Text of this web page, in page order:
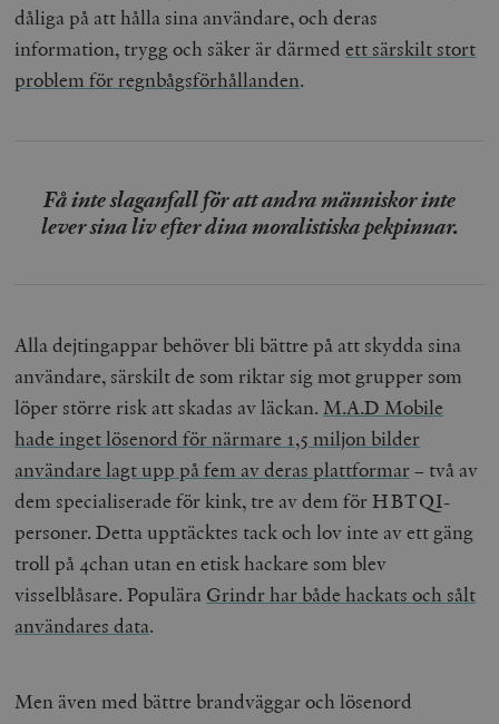
dåliga på att hålla sina användare, och deras
information, trygg och säker är därmedett särskilt stort
problem för regnbågsförhållanden.
Få inte slaganfall för att andra människor inte
lever sina liv efter dina moralistiska pekpinnar.
Alla dejtingappar behöver bli bättre på att skydda sina
användare, särskilt de som riktar sig mot grupper som
löper större risk att skadas av läckan. M.A.D Mobile
hade inget lösenord för närmare 1,5 miljon bilder
användare lagt upp på fem av deras plattformar– två av
dem specialiserade för kink, tre av dem för HBTQI-
personer. Detta upptäcktes tack och lov inte av ett gäng
troll på 4chan utan en etisk hackare som blev
visselblåsare. Populära Grindr har både hackats och sålt
användares data.
Men även med bättre brandväggar och lösenord